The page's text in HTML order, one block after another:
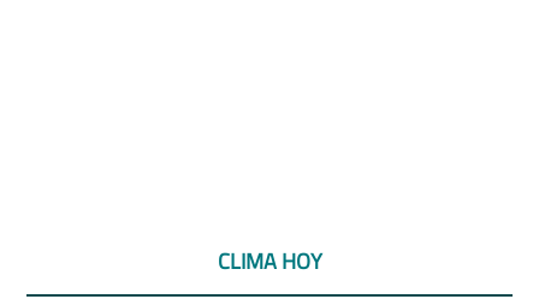
CLIMA HOY